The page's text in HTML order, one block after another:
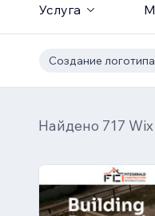
Услуга
Создание логотипа
Найдено 717